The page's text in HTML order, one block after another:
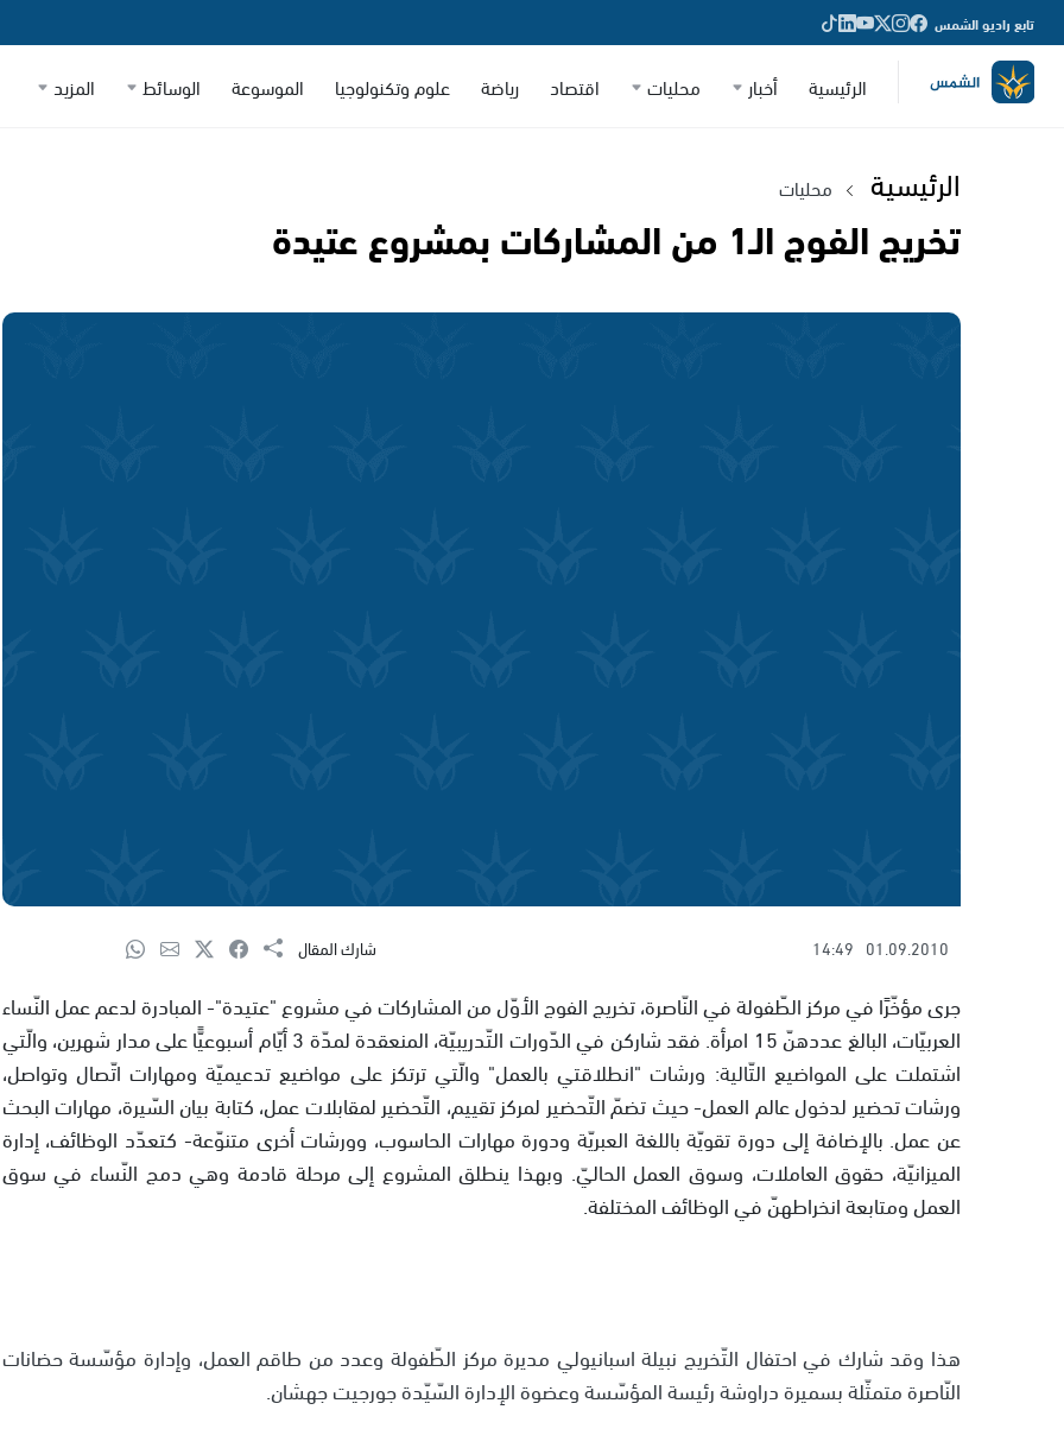
تابع راديو الشمس
الرئيسية أخبار محليات اقتصاد رياضة علوم وتكنولوجيا الموسوعة الوسائط المزيد
الرئيسية محليات
تخريج الفوج الـ1 من المشاركات بمشروع عتيدة
01.09.2010
14:49 شارك المقال
جرى مؤخّرًا في مركز الطّفولة في النّاصرة، تخريج الفوج الأوّل من المشاركات في مشروع "عتيدة"- المبادرة لدعم عمل النّساء
العربيّات، البالغ عددهنّ 15 امرأة. فقد شاركن في الدّورات التّدريبيّة، المنعقدة لمدّة 3 أيّام أسبوعيًّا على مدار شهرين، والّتي
اشتملت على المواضيع التّالية: ورشات "انطلاقتي بالعمل" والّتي ترتكز على مواضيع تدعيميّة ومهارات اتّصال وتواصل،
ورشات تحضير لدخول عالم العمل- حيث تضمّ التّحضير لمركز تقييم، التّحضير لمقابلات عمل، كتابة بيان السّيرة، مهارات البحث
عن عمل. بالإضافة إلى دورة تقويّة باللغة العبريّة ودورة مهارات الحاسوب، وورشات أخرى متنوّعة- كتعدّد الوظائف، إدارة
الميزانيّة، حقوق العاملات، وسوق العمل الحاليّ. وبهذا ينطلق المشروع إلى مرحلة قادمة وهي دمج النّساء في سوق
العمل ومتابعة انخراطهنّ في الوظائف المختلفة.
هذا وقد شارك في احتفال التّخريج نبيلة اسبانيولي مديرة مركز الطّفولة وعدد من طاقم العمل، وإدارة مؤسّسة حضانات
النّاصرة متمثّلة بسميرة دراوشة رئيسة المؤسّسة وعضوة الإدارة السّيّدة جورجيت جهشان.